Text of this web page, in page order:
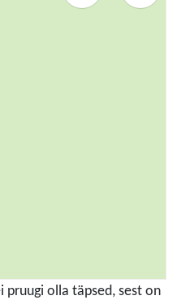
olla täpsed, sest on